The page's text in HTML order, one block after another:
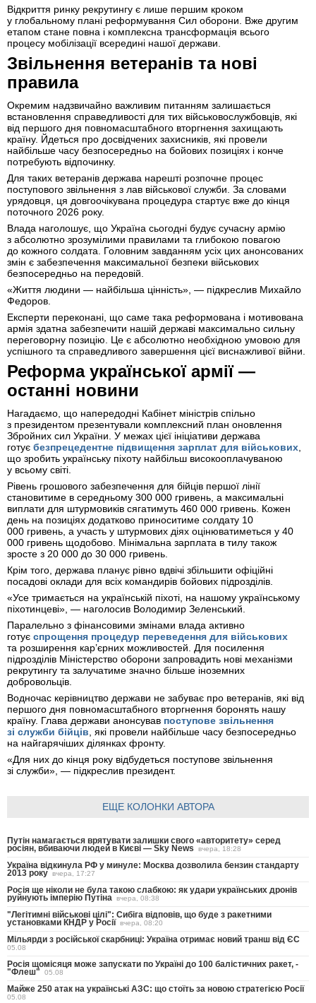
Відкриття ринку рекрутингу є лише першим кроком
у глобальному плані реформування Сил оборони. Вже другим
етапом стане повна і комплексна трансформація всього
процесу мобілізації всередині нашої держави.
Звільнення ветеранів та нові
правила
Окремим надзвичайно важливим питанням залишається
встановлення справедливості для тих військовослужбовців, які
від першого дня повномасштабного вторгнення захищають
країну. Йдеться про досвідчених захисників, які провели
найбільше часу безпосередньо на бойових позиціях і конче
потребують відпочинку.
Для таких ветеранів держава нарешті розпочне процес
поступового звільнення з лав військової служби. За словами
урядовця, ця довгоочікувана процедура стартує вже до кінця
поточного 2026 року.
Влада наголошує, що Україна сьогодні будує сучасну армію
з абсолютно зрозумілими правилами та глибокою повагою
до кожного солдата. Головним завданням усіх цих анонсованих
змін є забезпечення максимальної безпеки військових
безпосередньо на передовій.
«Життя людини — найбільша цінність», — підкреслив Михайло
Федоров.
Експерти переконані, що саме така реформована і мотивована
армія здатна забезпечити нашій державі максимально сильну
переговорну позицію. Це є абсолютно необхідною умовою для
успішного та справедливого завершення цієї виснажливої війни.
Реформа української армії —
останні новини
Нагадаємо, що напередодні Кабінет міністрів спільно
з президентом презентували комплексний план оновлення
Збройних сил України. У межах цієї ініціативи держава
готує безпрецедентне підвищення зарплат для військових,
що зробить українську піхоту найбільш високооплачуваною
у всьому світі.
Рівень грошового забезпечення для бійців першої лінії
становитиме в середньому 300 000 гривень, а максимальні
виплати для штурмовиків сягатимуть 460 000 гривень. Кожен
день на позиціях додатково приноситиме солдату 10
000 гривень, а участь у штурмових діях оцінюватиметься у 40
000 гривень щодобово. Мінімальна зарплата в тилу також
зросте з 20 000 до 30 000 гривень.
Крім того, держава планує рівно вдвічі збільшити офіційні
посадові оклади для всіх командирів бойових підрозділів.
«Усе тримається на українській піхоті, на нашому українському
піхотинцеві», — наголосив Володимир Зеленський.
Паралельно з фінансовими змінами влада активно
готує спрощення процедур переведення для військових
та розширення кар’єрних можливостей. Для посилення
підрозділів Міністерство оборони запровадить нові механізми
рекрутингу та залучатиме значно більше іноземних
добровольців.
Водночас керівництво держави не забуває про ветеранів, які від
першого дня повномасштабного вторгнення боронять нашу
країну. Глава держави анонсував поступове звільнення
зі служби бійців, які провели найбільше часу безпосередньо
на найгарячіших ділянках фронту.
«Для них до кінця року відбудеться поступове звільнення
зі служби», — підкреслив президент.
ЕЩЕ КОЛОНКИ АВТОРА
Путін намагається врятувати залишки свого «авторитету» серед
росіян, вбиваючи людей в Києві — Sky News вчера, 18:28
Україна відкинула РФ у минуле: Москва дозволила бензин стандарту
2013 року вчера, 17:27
Росія ще ніколи не була такою слабкою: як удари українських дронів
руйнують імперію Путіна вчера, 08:38
"Легітимні військові цілі": Сибіга відповів, що буде з ракетними
установками КНДР у Росії вчера, 08:20
Мільярди з російської скарбниці: Україна отримає новий транш від ЄС
05.08
Росія щомісяця може запускати по Україні до 100 балістичних ракет, -
"Флеш" 05.08
Майже 250 атак на українські АЗС: що стоїть за новою стратегією Росії
05.08